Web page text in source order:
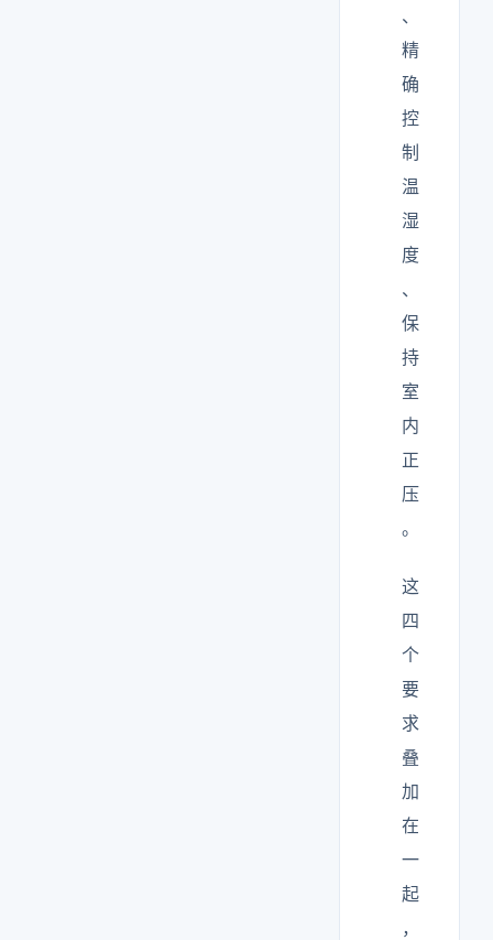
、
精
确
控
制
温
湿
度
、
保
持
室
内
正
压
。
这
四
个
要
求
叠
加
在
一
起
，